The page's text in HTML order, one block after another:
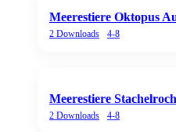
Meerestiere Oktopus
2 Downloads 4-8
Meerestiere
2 Downloads 4-8